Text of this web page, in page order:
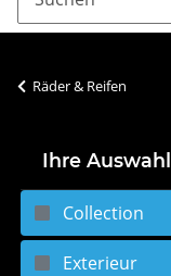
Räder & Reifen
Ihre Auswahl
Collection
Exterieur